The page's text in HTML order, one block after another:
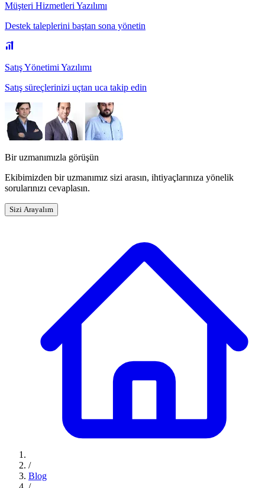
Müşteri Hizmetleri Yazılımı
Destek taleplerini baştan sona yönetin
Satış Yönetimi Yazılımı
Satış süreçlerinizi uçtan uca takip edin
Bir uzmanımızla görüşün
Ekibimizden bir uzmanımız sizi arasın, ihtiyaçlarınıza yönelik
sorularınızı cevaplasın.
Sizi Arayalım
/
Blog